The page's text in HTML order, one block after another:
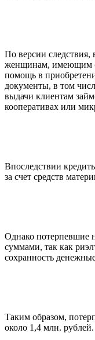
По версии следствия,
женщинам, имеющим
помощь в
документы, в том
выдачи клиентам
кооперативах или
Впоследствии
за счет средств
Однако потерпевшие
суммами, так как
сохранность
Таким образом,
около 1,4 млн. рублей.